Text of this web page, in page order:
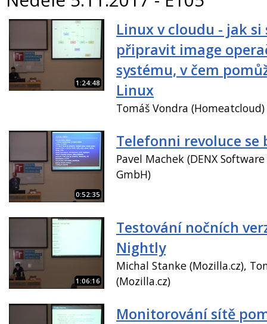
1:24:48
Linux v cloudu - jak si
připravit image
systému, v čem
Linux
Tomáš Vondra (Homeatcloud)
0:52:35
Telefonni revoluce se
Pavel Machek (DENX
GmbH)
1:06:16
Testování nočních
Nightly
Michal Stanke (Mozilla.cz),
(Mozilla.cz)
Monitorování sítě